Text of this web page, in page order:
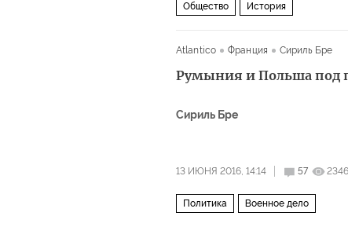
Общество История
Atlantico Франция Сириль Бре
Румыния и Польша под
Сириль Бре
13 ИЮНЯ 2016, 14:14 57
Политика Военное дело